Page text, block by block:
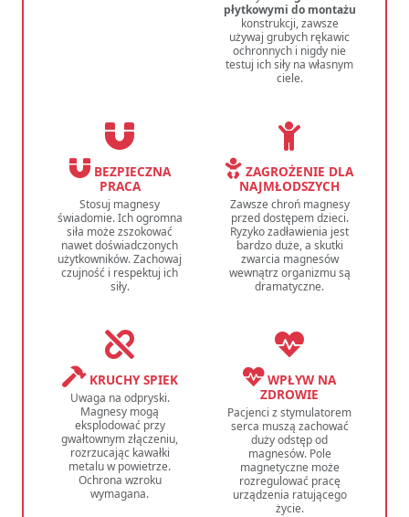
płytkowymi do montażu
konstrukcji, zawsze
używaj grubych rękawic
ochronnych i nigdy nie
testuj ich siły na własnym
ciele.
BEZPIECZNA
PRACA
Stosuj magnesy
świadomie. Ich ogromna
siła może zszokować
nawet doświadczonych
użytkowników. Zachowaj
czujność i respektuj ich
siły.
ZAGROŻENIE DLA
NAJMŁODSZYCH
Zawsze chroń magnesy
przed dostępem dzieci.
Ryzyko zadławienia jest
bardzo duże, a skutki
zwarcia magnesów
wewnątrz organizmu są
dramatyczne.
KRUCHY SPIEK
Uwaga na odpryski.
Magnesy mogą
eksplodować przy
gwałtownym złączeniu,
rozrzucając kawałki
metalu w powietrze.
Ochrona wzroku
wymagana.
WPŁYW NA
ZDROWIE
Pacjenci z stymulatorem
serca muszą zachować
duży odstęp od
magnesów. Pole
magnetyczne może
rozregulować pracę
urządzenia ratującego
życie.